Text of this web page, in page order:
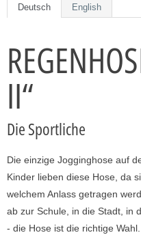
Deutsch English
II“
Die Sportliche
Die einzige Jogginghose auf
Kinder lieben diese Hose, da
welchem Anlass getragen
ab zur Schule, in die Stadt, in
- die Hose ist die richtige